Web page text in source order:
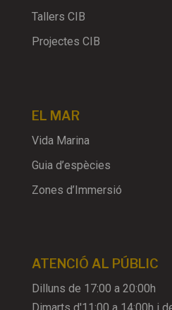
Tallers CIB
Projectes CIB
EL MAR
Vida Marina
Guia d’espècies
Zones d’Immersió
ATENCIÓ AL PÚBLIC
Dilluns de 17:00 a 20:00h